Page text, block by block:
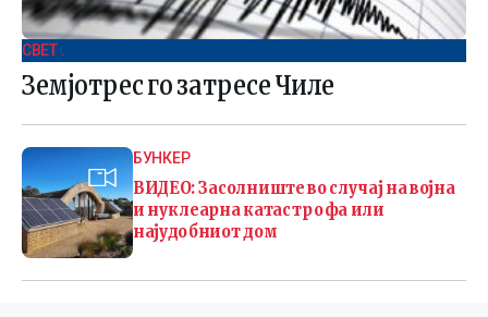
СВЕТ .
Земјотрес го затресе Чиле
БУНКЕР
ВИДЕО: Засолниште во случај на војна
и нуклеарна катастрофа или
најудобниот дом